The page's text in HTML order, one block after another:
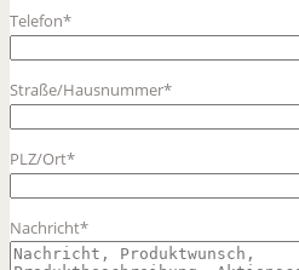
Telefon*
Straße/Hausnummer*
PLZ/Ort*
Nachricht*